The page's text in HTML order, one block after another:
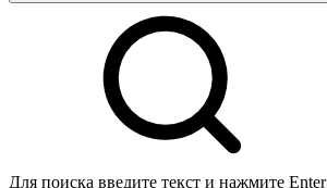
Для поиска введите текст и нажмите Enter